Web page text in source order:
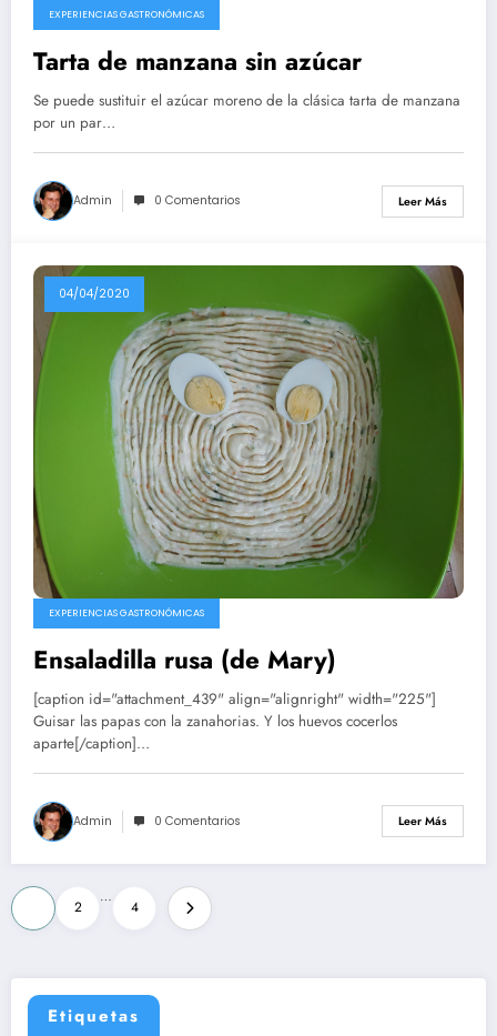
EXPERIENCIAS GASTRONÓMICAS
Tarta de manzana sin azúcar
Se puede sustituir el azúcar moreno de la clásica tarta de manzana
por un par…
Admin 0 Comentarios Leer Más
04/04/2020
EXPERIENCIAS GASTRONÓMICAS
Ensaladilla rusa (de Mary)
[caption id="attachment_439" align="alignright" width="225"]
Guisar las papas con la zanahorias. Y los huevos cocerlos
aparte[/caption]…
Admin 0 Comentarios Leer Más
Paginación
de
entradas
2
…
4
Etiquetas